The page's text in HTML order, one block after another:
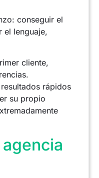
conseguir el
el lenguaje,
cliente,
rápidos
su propio